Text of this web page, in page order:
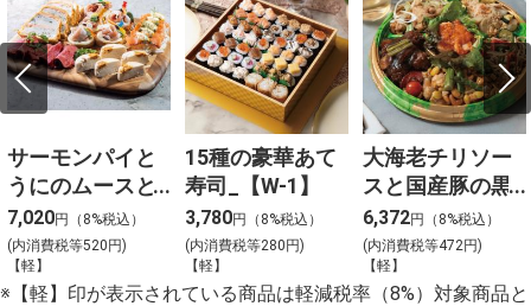
サーモンパイと
うにのムースと3
種冷菜のアソー
ト_【Y-4】
7,020円（8%税込）
(内消費税等520円)
【軽】
15種の豪華あて
寿司_【W-1】
3,780円（8%税込）
(内消費税等280円)
【軽】
大海老チリソー
スと国産豚の黒
酢団子と４種料
理の盛合わせ
（大）_【C-2】
6,372円（8%税込）
(内消費税等472円)
【軽】
※【軽】印が表示されている商品は軽減税率（8%）対象商品と